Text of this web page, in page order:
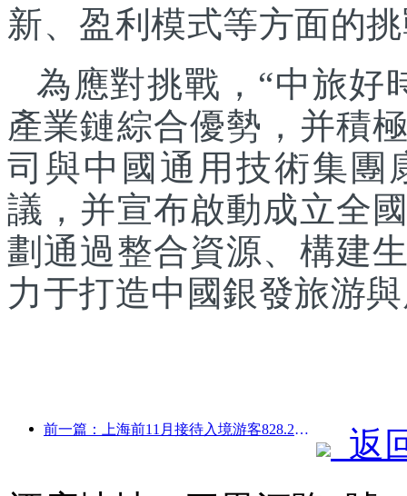
新、盈利模式等方面的
為應對挑戰，“中旅好
產業鏈綜合優勢，并積
司與中國通用技術集團
議，并宣布啟動成立全
劃通過整合資源、構建
力于打造中國銀發旅游
前一篇：上海前11月接待入境游客828.2萬人次，超越年初預期
返